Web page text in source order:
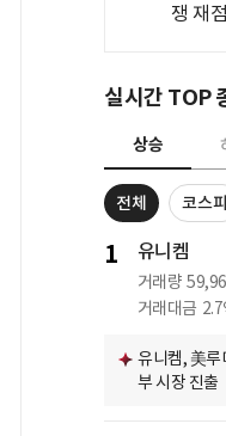
쟁 재
실시간 TOP
상승
전체 코스피
1 유니켐
거래량
거래대금 2.7
유니켐, 美
부 시장 진출